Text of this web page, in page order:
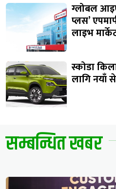
ग्लोबल
प्लस’
लाइभ
स्कोडा
लागि नयाँ
सम्बन्धित खबर